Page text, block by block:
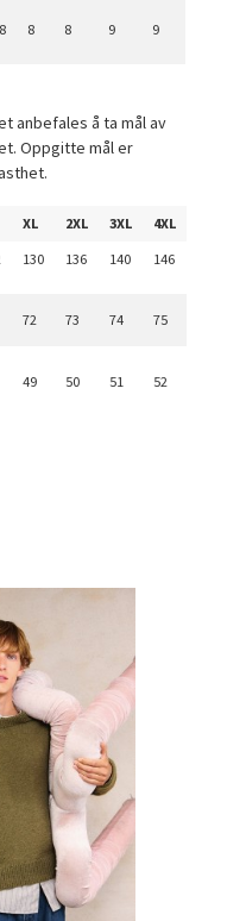
8 8 8 9 9
anbefales å ta mål av
Oppgitte mål er
XL 2XL 3XL
4XL
130 136 140 146
72 73 74 75
49 50 51 52